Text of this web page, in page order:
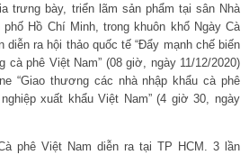
trưng bày, triển lãm sản phẩm tại sân Nhà
Hồ Chí Minh, trong khuôn khổ Ngày Cà
ra hội thảo quốc tế “Đẩy mạnh chế biến
cà phê Việt Nam” (08 giờ, ngày 11/12/2020)
“Giao thương các nhà nhập khẩu cà phê
xuất khẩu Việt Nam” (4 giờ 30, ngày
phê Việt Nam diễn ra tại TP HCM. 3 lần